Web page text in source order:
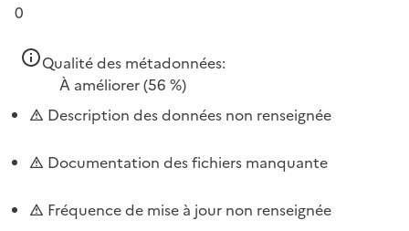
0
Qualité des métadonnées:
À améliorer(56 %)
Description des données non renseignée
Documentation des fichiers manquante
Fréquence de mise à jour non renseignée